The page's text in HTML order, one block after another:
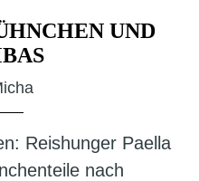
UND
Reishunger Paella
nach